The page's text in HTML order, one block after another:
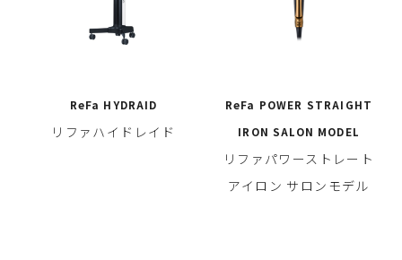
ReFa HYDRAID
リファハイドレイド
ReFa POWER STRAIGHT
IRON SALON MODEL
リファパワーストレート
アイロン サロンモデル